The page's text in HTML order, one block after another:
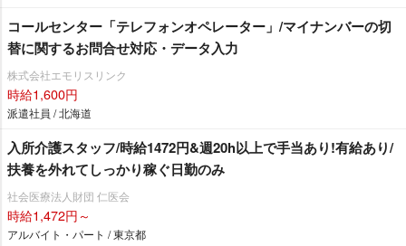
コールセンター「テレフォンオペレーター」/マイナンバーの切
替に関するお問合せ対応・データ入力
株式会社エモリスリンク
時給1,600円
派遣社員 / 北海道
入所介護スタッフ/時給1472円&週20h以上で手当あり!有給あり/
扶養を外れてしっかり稼ぐ日勤のみ
社会医療法人財団 仁医会
時給1,472円～
アルバイト・パート / 東京都